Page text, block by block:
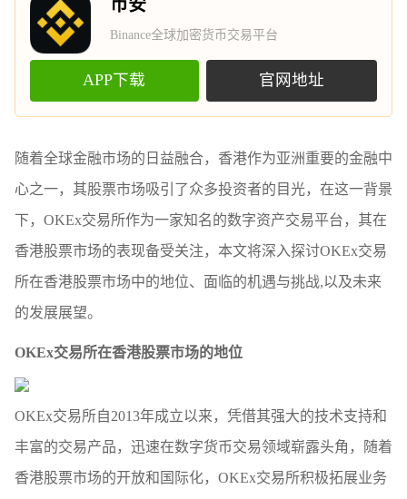
币安
Binance全球加密货币交易平台
APP下载 官网地址
随着全球金融市场的日益融合，香港作为亚洲重要的金融中
心之一，其股票市场吸引了众多投资者的目光，在这一背景
下，OKEx交易所作为一家知名的数字资产交易平台，其在
香港股票市场的表现备受关注，本文将深入探讨OKEx交易
所在香港股票市场中的地位、面临的机遇与挑战,以及未来
的发展展望。
OKEx交易所在香港股票市场的地位
OKEx交易所自2013年成立以来，凭借其强大的技术支持和
丰富的交易产品，迅速在数字货币交易领域崭露头角，随着
香港股票市场的开放和国际化，OKEx交易所积极拓展业务